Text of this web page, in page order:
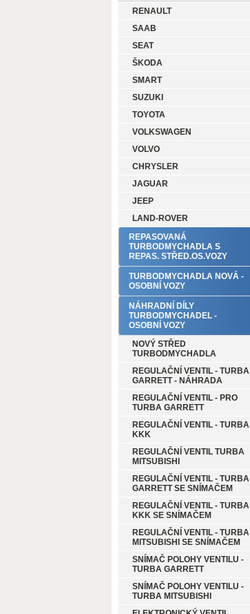
RENAULT
SAAB
SEAT
ŠKODA
SMART
SUZUKI
TOYOTA
VOLKSWAGEN
VOLVO
CHRYSLER
JAGUAR
JEEP
LAND-ROVER
REPASOVANÁ
TURBODMYCHADLA S
REPAS. STŘED.OS.VOZY
TURBODMYCHADLA NOVÁ -
OSOBNÍ VOZY
NÁHRADNÍ DÍLY
TURBODMYCHADEL -
OSOBNÍ VOZY
NOVÝ STŘED
TURBODMYCHADLA
REGULAČNÍ VENTIL - TURBA
GARRETT - NÁHRADA
REGULAČNÍ VENTIL - PRO
TURBA GARRETT
REGULAČNÍ VENTIL - TURBA
KKK
REGULAČNÍ VENTIL TURBA
MITSUBISHI
REGULAČNÍ VENTIL - TURBA
GARRETT SE SNÍMAČEM
REGULAČNÍ VENTIL - TURBA
KKK SE SNÍMAČEM
REGULAČNÍ VENTIL - TURBA
MITSUBISHI SE SNÍMAČEM
SNÍMAČ POLOHY VENTILU -
TURBA GARRETT
SNÍMAČ POLOHY VENTILU -
TURBA MITSUBISHI